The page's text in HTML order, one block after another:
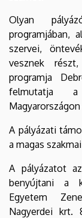
Olyan
programjában,
szervei,
vesznek
programja
felmutatja
A pályázati
a magas
A pályázatot
benyújtani a
Egyetem
Nagyerdei krt.